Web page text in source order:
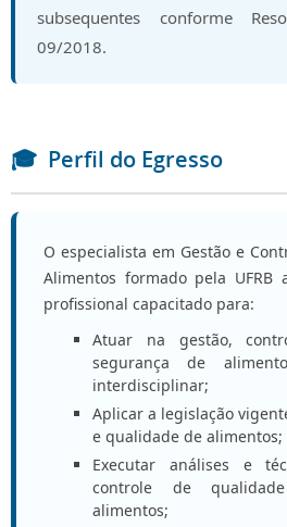
subsequentes conforme
09/2018.
🎓 Perfil do Egresso
O especialista em Gestão e
Alimentos formado pela UFRB
profissional capacitado para:
Atuar na gestão,
segurança de
interdisciplinar;
Aplicar a legislação
e qualidade de alimentos;
Executar análises e
controle de
alimentos;